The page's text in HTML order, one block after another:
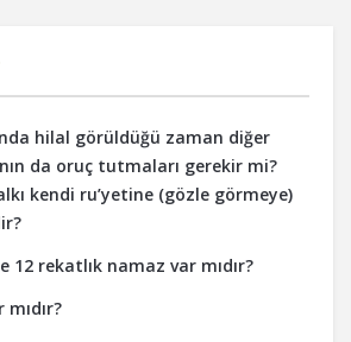
hilal görüldüğü zaman diğer
da oruç tutmaları gerekir mi?
kendi ru’yetine (gözle görmeye)
12 rekatlık namaz var mıdır?